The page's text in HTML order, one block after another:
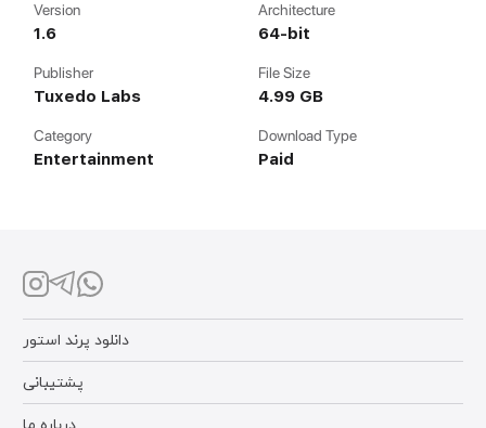
Version
1.6
Architecture
64-bit
Publisher
Tuxedo Labs
File Size
4.99 GB
Category
Entertainment
Download Type
Paid
پشتیبانی
دانلود پرند استور